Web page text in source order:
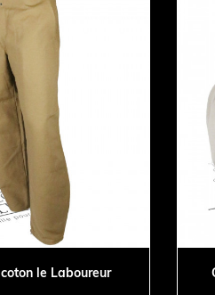
le Laboureur